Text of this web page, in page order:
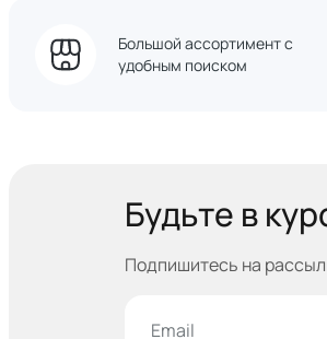
Большой ассортимент с
удобным поиском
Будьте в
Подпишитесь на